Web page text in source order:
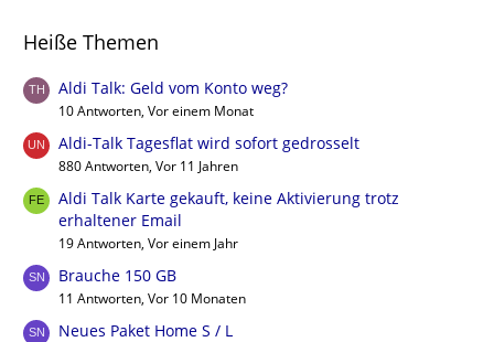
Heiße Themen
Aldi Talk: Geld vom Konto weg?
10 Antworten, Vor einem Monat
Aldi-Talk Tagesflat wird sofort gedrosselt
880 Antworten, Vor 11 Jahren
Aldi Talk Karte gekauft, keine Aktivierung trotz
erhaltener Email
19 Antworten, Vor einem Jahr
Brauche 150 GB
11 Antworten, Vor 10 Monaten
Neues Paket Home S / L